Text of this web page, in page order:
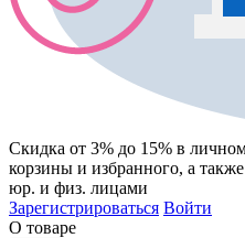
Скидка от 3% до 15% в
корзины и избранного, а
юр. и физ. лицами
Зарегистрироваться Войти
О товаре